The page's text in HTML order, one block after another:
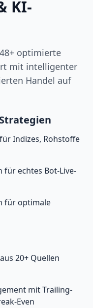
KI-
optimierte
mit intelligenter
Handel auf
Indizes, Rohstoffe
für echtes Bot-Live-
für optimale
20+ Quellen
mit Trailing-
Even